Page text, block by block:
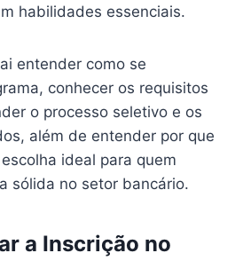
habilidades essenciais.
entender como se
conhecer os requisitos
o processo seletivo e os
além de entender por que
ideal para quem
sólida no setor bancário.
a Inscrição no